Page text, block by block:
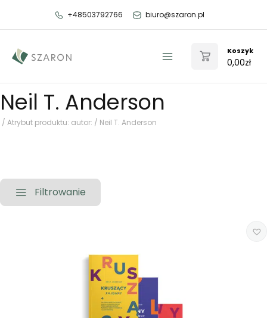
+48503792766 biuro@szaron.pl
Menu
Koszyk
0,00zł
Neil T. Anderson
/ Atrybut produktu: autor: / Neil T. Anderson
Filtrowanie